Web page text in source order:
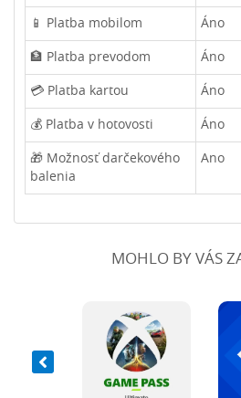
📱 Platba mobilom Áno
🏦 Platba prevodom Áno
💳 Platba kartou Áno
💰 Platba v hotovosti Áno
🎁 Možnosť darčekového
balenia
Ano
MOHLO BY VÁS